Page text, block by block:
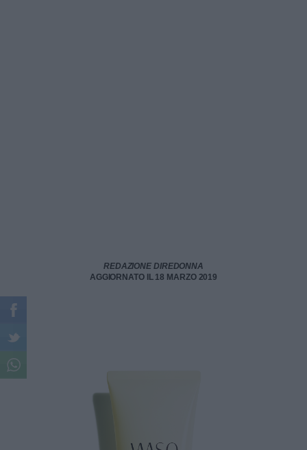
REDAZIONE DIREDONNA
AGGIORNATO IL 18 MARZO 2019